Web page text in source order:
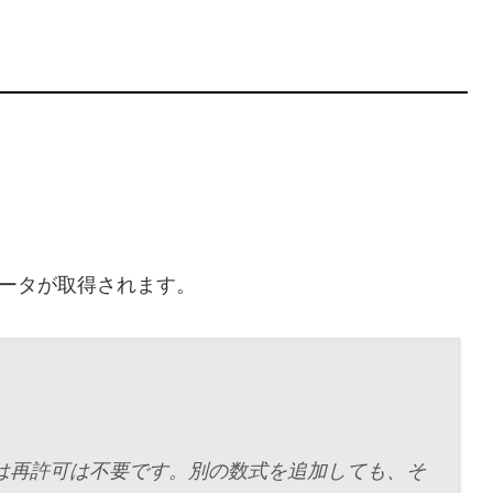
タが取得されます。
許可は不要です。別の数式を追加しても、そ